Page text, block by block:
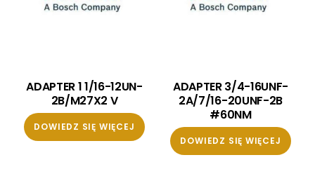
ADAPTER 1 1/16-12UN-
2B/M27X2 V
DOWIEDZ SIĘ WIĘCEJ
ADAPTER 3/4-16UNF-
2A/7/16-20UNF-2B
#60NM
DOWIEDZ SIĘ WIĘCEJ